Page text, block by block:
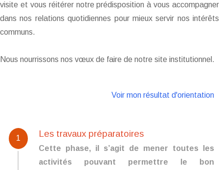
visite et vous réitérer notre prédisposition à vous accompagner
dans nos relations quotidiennes pour mieux servir nos intérêts
communs.
Nous nourrissons nos vœux de faire de notre site institutionnel.
Voir mon résultat d'orientation
1 Les travaux préparatoires
Cette phase, il s’agit de mener toutes les
activités pouvant permettre le bon